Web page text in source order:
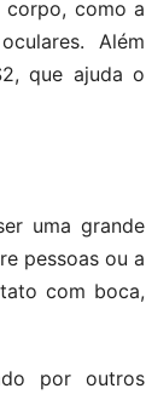
corpo, como a
Além
que ajuda o
uma grande
pessoas ou a
com boca,
por outros